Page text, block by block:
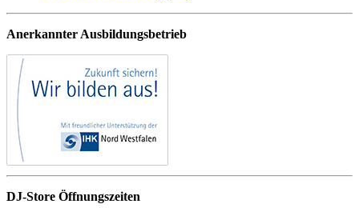
Anerkannter Ausbildungsbetrieb
DJ-Store Öffnungszeiten